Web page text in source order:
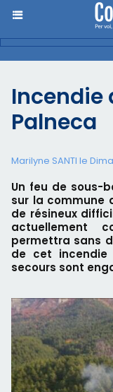
Incendie
Palneca
Marilyne SANTI le
Un feu de sous-
sur la commune
de résineux
actuellement
permettra sans
de cet
secours sont